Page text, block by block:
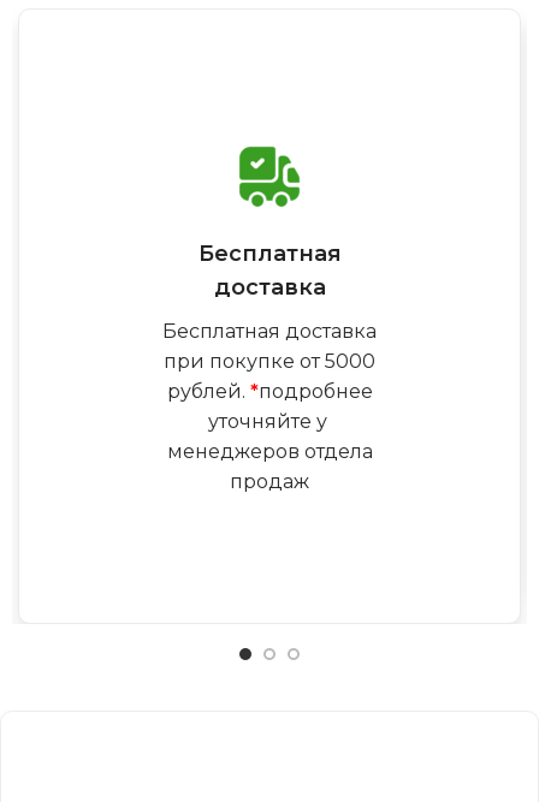
Бесплатная
доставка
Бесплатная доставка
при покупке от 5000
рублей. *подробнее
уточняйте у
менеджеров отдела
продаж